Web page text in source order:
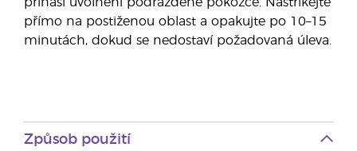
přímo na postiženou oblast a opakujte po 10–15
minutách, dokud se nedostaví požadovaná úleva.
Způsob použití